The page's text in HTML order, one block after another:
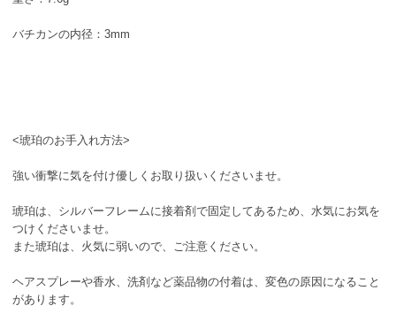
バチカンの内径：3mm
<琥珀のお手入れ方法>
強い衝撃に気を付け優しくお取り扱いくださいませ。
琥珀は、シルバーフレームに接着剤で固定してあるため、水気にお気を
つけくださいませ。
また琥珀は、火気に弱いので、ご注意ください。
ヘアスプレーや香水、洗剤など薬品物の付着は、変色の原因になること
があります。